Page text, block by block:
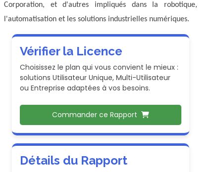
Corporation, et d'autres impliqués dans la robotique,
l'automatisation et les solutions industrielles numériques.
Vérifier la Licence
Choisissez le plan qui vous convient le mieux :
solutions Utilisateur Unique, Multi-Utilisateur
ou Entreprise adaptées à vos besoins.
Commander ce Rapport
Détails du Rapport